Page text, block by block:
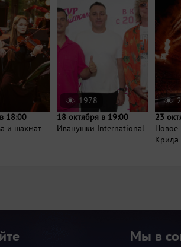
18:00
и шахмат
1978
18 октября в 19:00
Иванушки International
23
Новое
Крида
Мы в